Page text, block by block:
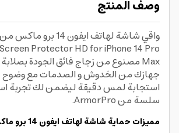
وصف المنتج
واقي شاشة لهاتف ايفون 14
Protector HD for iPhone 14 Pro
استجابة لمس دقيقة ليضمن لك تجربة
سلسة من ArmorPro.
مميزات حماية شاشة لهاتف ايفون 14 برو ماكس من أرمور برو: